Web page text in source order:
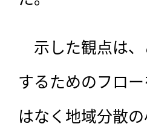
示した観点は
するためのフロ
はなく地域分散